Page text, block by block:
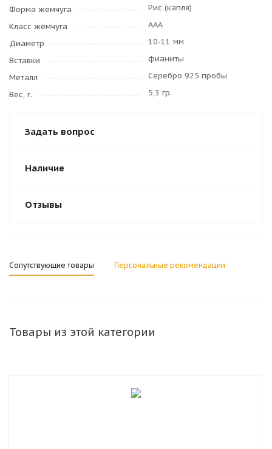
Форма жемчуга
Рис (капля)
Класс жемчуга
AAA
Диаметр
10-11 мм
Вставки
фианиты
Металл
Серебро 925 пробы
Вес, г.
5,3 гр.
Задать вопрос
Наличие
Отзывы
Сопутствующие товары Персональные рекомендации
Товары из этой категории